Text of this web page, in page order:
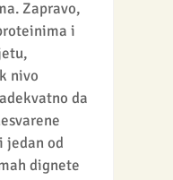
Zapravo,
i
nivo
da
jedan od
dignete